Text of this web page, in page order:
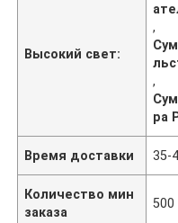
Высокий свет:
,
,
ра
Время доставки 35-
Количество мин
заказа
500